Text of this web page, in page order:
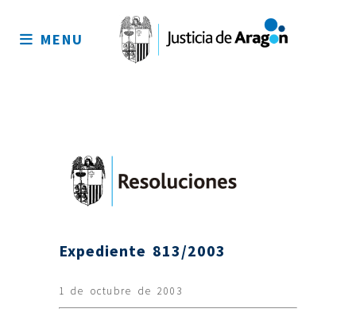
sitio
MENU
Expediente 813/2003
1 de octubre de 2003